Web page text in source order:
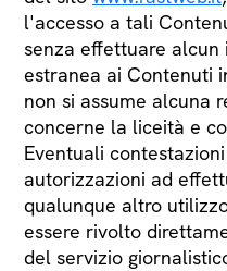
l'accesso a tali
senza effettuare
estranea ai Contenuti
non si assume alcuna
concerne la liceità e
Eventuali
autorizzazioni ad
qualunque altro
essere rivolto
del servizio